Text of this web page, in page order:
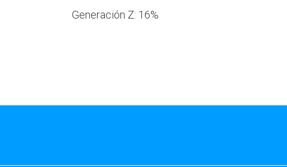
Generación Z: 16%